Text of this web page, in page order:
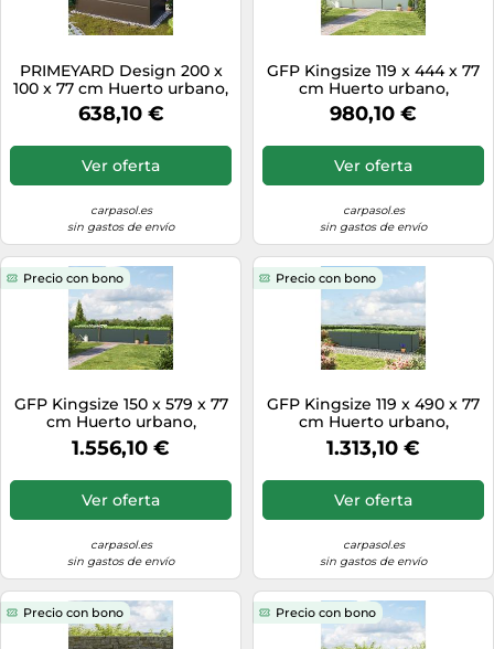
PRIMEYARD Design 200 x
100 x 77 cm Huerto urbano,
acero, antracita metalizado,
Incl. Semillero y Protección
(GFPV00774)
638,10 €
Ver oferta
carpasol.es
sin gastos de envío
GFP Kingsize 119 x 444 x 77
cm Huerto urbano,
aluminio anodizado -
(GFPV00427)
980,10 €
Ver oferta
carpasol.es
sin gastos de envío
Precio con bono
GFP Kingsize 150 x 579 x 77
cm Huerto urbano,
antracita - (GFPV00477)
1.556,10 €
Ver oferta
carpasol.es
sin gastos de envío
Precio con bono
GFP Kingsize 119 x 490 x 77
cm Huerto urbano,
antracita - (GFPV00441)
1.313,10 €
Ver oferta
carpasol.es
sin gastos de envío
Precio con bono Precio con bono